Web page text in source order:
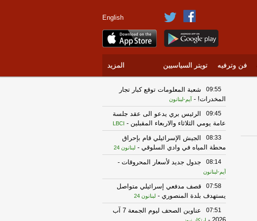
English
فن وترفيه تويتر السياسيين المزيد
09:55
شعبة المعلومات توقع كبار تجار
المخدرات! -آيم-لبنانون
09:45
الرئيس بري يدعو الى عقد جلسة
عامة يومي الثلاثاء والاربعاء المقبلين -
LBCI
08:33
الجيش الإسرائيلي قام بإحراق
محطة المياه في وادي السلوقي - لبنانون 24
08:14 جدول جديد لأسعار المحروقات -
آيم-لبنانون
07:58
قصف مدفعي إسرائيلي متواصل
يستهدف بلدة المنصوري - لبنانون 24
07:51
عناوين الصحف ليوم الجمعة 7 آب